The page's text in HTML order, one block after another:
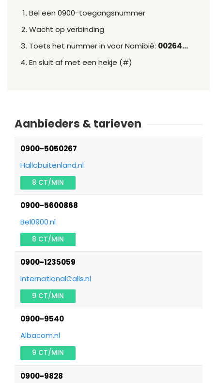
Bel een 0900-toegangsnummer
Wacht op verbinding
Toets het nummer in voor Namibië: 00264...
En sluit af met een hekje (#)
Aanbieders & tarieven
0900-5050267
Hallobuitenland.nl
8 CT/MIN
0900-5600868
Bel0900.nl
8 CT/MIN
0900-1235059
InternationalCalls.nl
9 CT/MIN
0900-9540
Albacom.nl
9 CT/MIN
0900-9828